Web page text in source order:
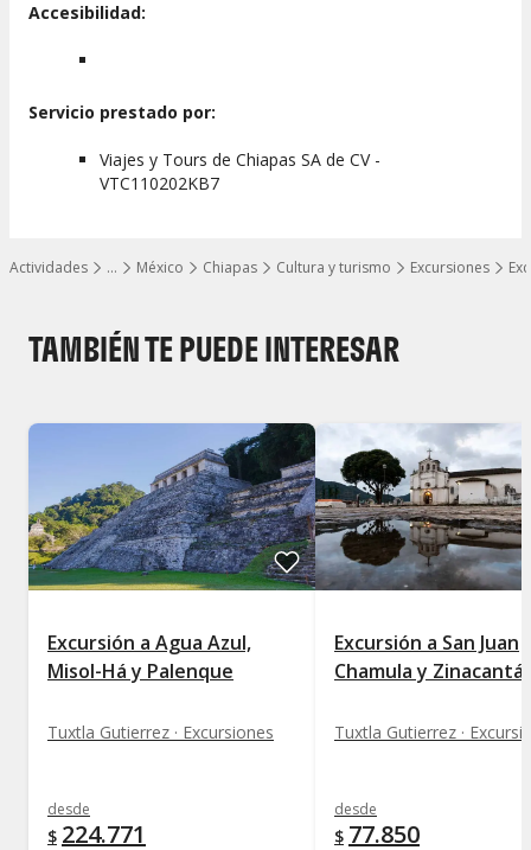
…
Mostrar todos los niveles
Actividades México Chiapas Cultura y turismo Excursiones
Accesibilidad:
Servicio prestado por:
Viajes y Tours de Chiapas SA de CV -
VTC110202KB7
TAMBIÉN TE PUEDE INTERESAR
Excursión a Agua Azul,
Misol-Há y Palenque
Tuxtla Gutierrez · Excursiones
desde
$ 224.771
Excursión a San Juan
Chamula y
Tuxtla Gutierrez ·
desde
$ 77.850